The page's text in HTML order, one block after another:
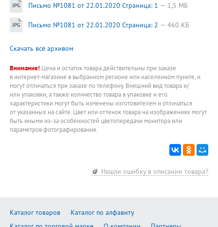
Письмо №1081 от 22.01.2020 Страница: 1 1,5 МБ
Письмо №1081 от 22.01.2020 Страница: 2 460 КБ
Скачать всё архивом
Внимание! Цена и остаток товара действительны при заказе
в интернет-магазине в выбранном регионе или населенном пункте, и
могут отличаться при заказе по телефону. Внешний вид товара и/
или упаковки, а также количество товара в упаковке и его
характеристики могут быть изменены изготовителем и отличаться
от указанных на сайте. Цвет или оттенок товара на изображениях могут
быть иными из-за особенностей цветопередачи монитора или
параметров фотографирования.
Нашли ошибку в описании товара?
Каталог товаров
Каталог по алфавиту